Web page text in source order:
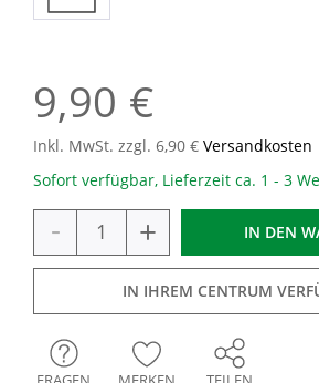
9,90 €
Inkl. MwSt. zzgl. 6,90 € Versandkosten
Sofort verfügbar, Lieferzeit ca. 1 - 3
- + IN DEN
IN IHREM CENTRUM